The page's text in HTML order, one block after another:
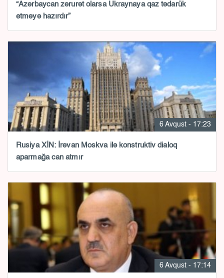
“Azərbaycan zərurət olarsa Ukraynaya qaz tədarük
etməyə hazırdır”
6 Avqust - 17:23
Rusiya XİN: İrəvan Moskva ilə konstruktiv dialoq
aparmağa can atmır
6 Avqust - 17:14